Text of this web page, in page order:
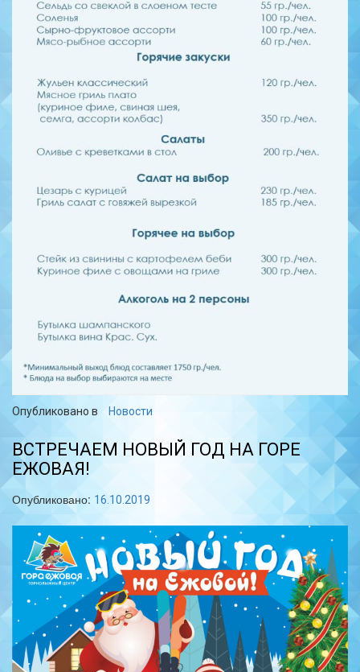
Опубликовано в Новости
ВСТРЕЧАЕМ НОВЫЙ ГОД НА ГОРЕ
ЕЖОВАЯ!
Опубликовано: 16.10.2019